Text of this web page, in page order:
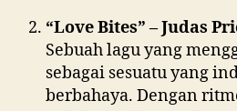
“Love Bites” – Judas
Sebuah lagu yang
sebagai sesuatu yang
berbahaya. Dengan